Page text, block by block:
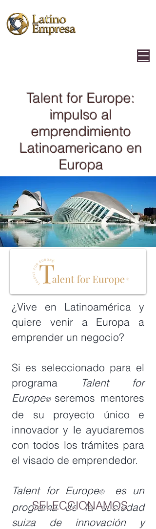
Talent for Europe:
impulso al
emprendimiento
Latinoamericano en
Europa
¿Vive en Latinoamérica y
quiere venir a Europa a
emprender un negocio?
Si es seleccionado para el
programa
Talent for
Europe©
seremos mentores
de su proyecto único e
innovador y le ayudaremos
con todos los trámites para
el visado de emprendedor.
Talent for Europe©
es un
programa de la sociedad
suiza de innovación y
SELECCIONAMOS